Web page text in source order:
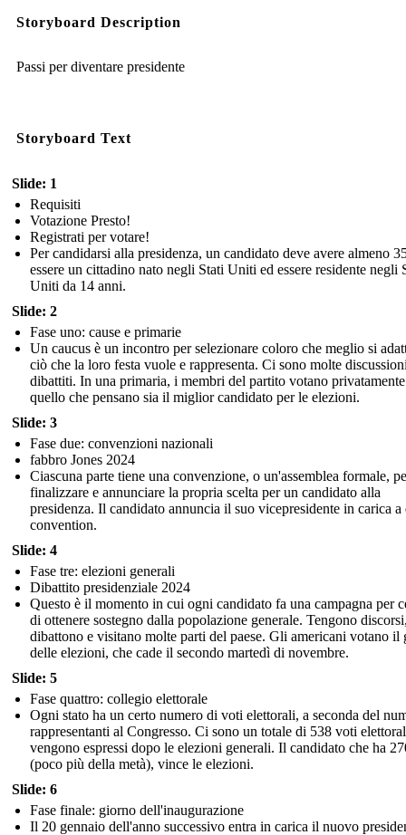
Storyboard Description
Passi per diventare presidente
Storyboard Text
Slide: 1
Requisiti
Votazione Presto!
Registrati per votare!
Per candidarsi alla presidenza, un candidato deve avere almeno
essere un cittadino nato negli Stati Uniti ed essere residente negli
Uniti da 14 anni.
Slide: 2
Fase uno: cause e primarie
Un caucus è un incontro per selezionare coloro che meglio si
ciò che la loro festa vuole e rappresenta. Ci sono molte
dibattiti. In una primaria, i membri del partito votano
quello che pensano sia il miglior candidato per le elezioni.
Slide: 3
Fase due: convenzioni nazionali
fabbro Jones 2024
Ciascuna parte tiene una convenzione, o un'assemblea formale,
finalizzare e annunciare la propria scelta per un candidato alla
presidenza. Il candidato annuncia il suo vicepresidente in carica a
convention.
Slide: 4
Fase tre: elezioni generali
Dibattito presidenziale 2024
Questo è il momento in cui ogni candidato fa una campagna per
di ottenere sostegno dalla popolazione generale. Tengono
dibattono e visitano molte parti del paese. Gli americani votano il
delle elezioni, che cade il secondo martedì di novembre.
Slide: 5
Fase quattro: collegio elettorale
Ogni stato ha un certo numero di voti elettorali, a seconda del
rappresentanti al Congresso. Ci sono un totale di 538 voti
vengono espressi dopo le elezioni generali. Il candidato che ha
(poco più della metà), vince le elezioni.
Slide: 6
Fase finale: giorno dell'inaugurazione
Il 20 gennaio dell'anno successivo entra in carica il nuovo